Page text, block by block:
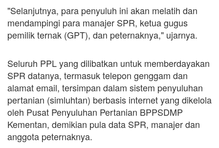
"Selanjutnya, para penyuluh ini akan melatih dan
mendampingi para manajer SPR, ketua gugus
pemilik ternak (GPT), dan peternaknya," ujarnya.
Seluruh PPL yang dilibatkan untuk memberdayakan
SPR datanya, termasuk telepon genggam dan
alamat email, tersimpan dalam sistem penyuluhan
pertanian (simluhtan) berbasis internet yang dikelola
oleh Pusat Penyuluhan Pertanian BPPSDMP
Kementan, demikian pula data SPR, manajer dan
anggota peternaknya.